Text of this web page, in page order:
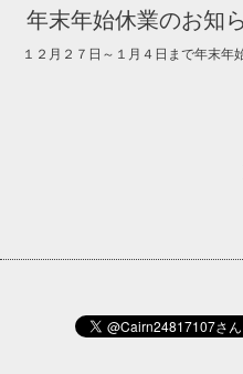
年末年始休業のお知
１２月２７日～１月４日まで年末年